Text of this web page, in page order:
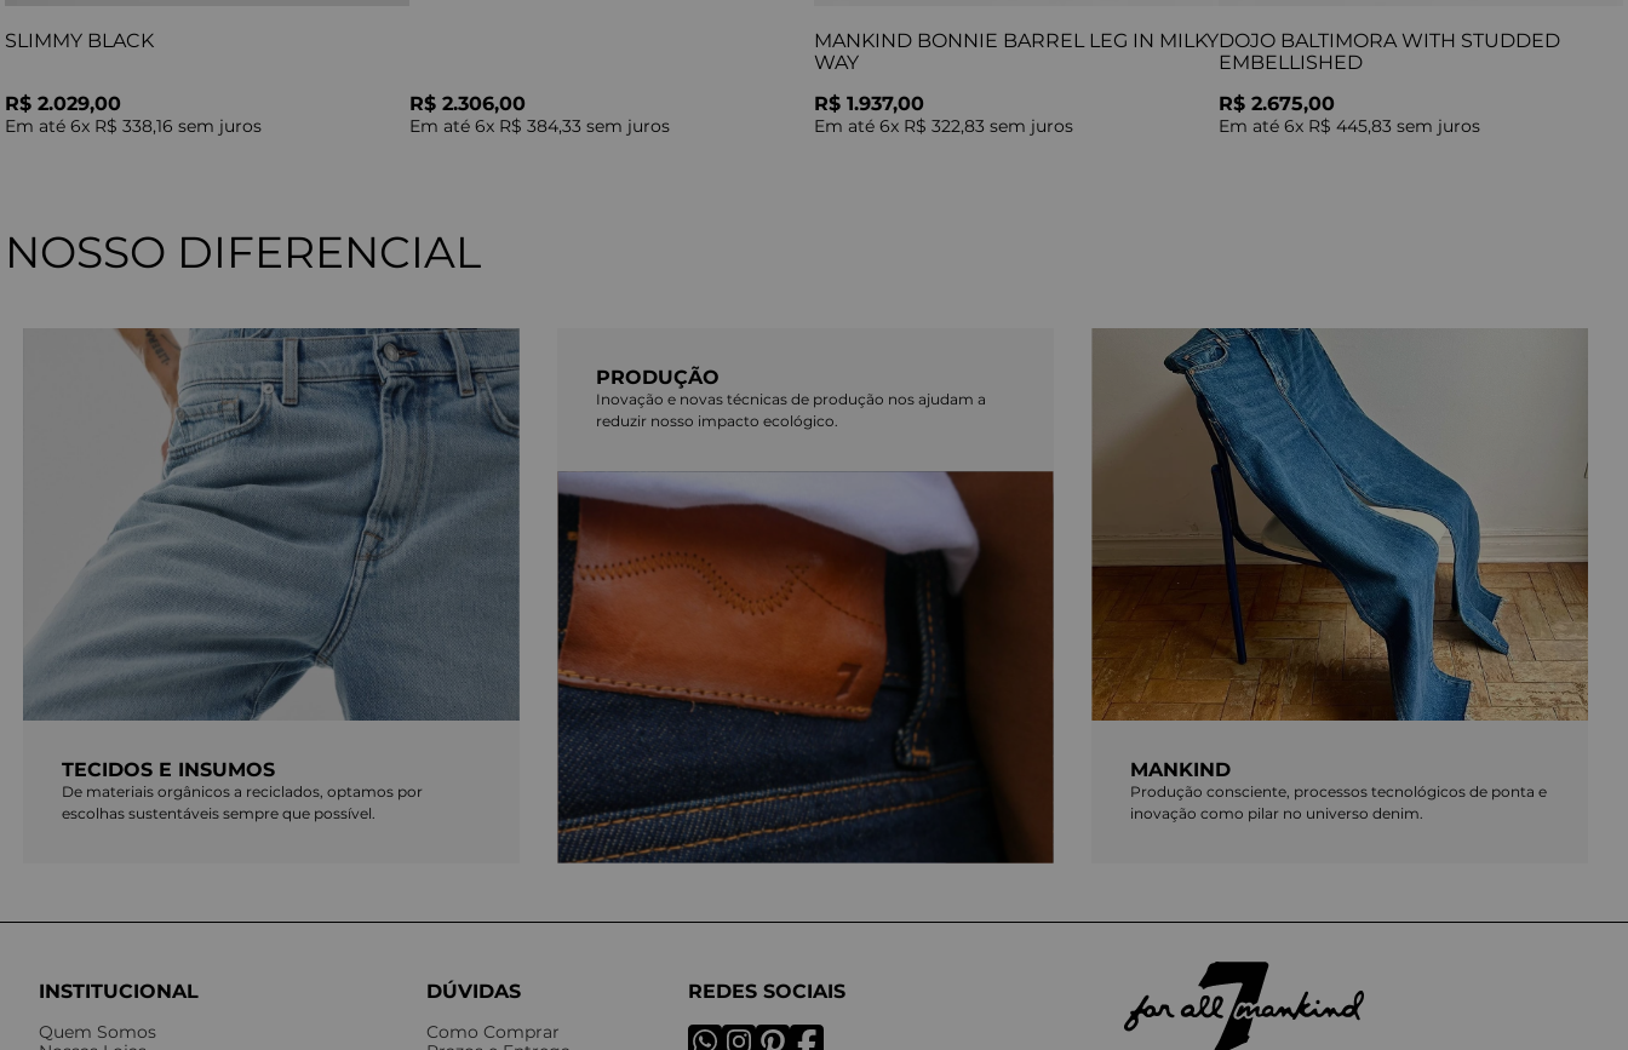
SLIMMY BLACK
R$ 2.029,00
Em até 6x R$ 338,16 sem juros
R$ 2.306,00
Em até 6x R$ 384,33 sem juros
MANKIND BONNIE BARREL LEG IN MILKY
WAY
R$ 1.937,00
Em até 6x R$ 322,83 sem juros
DOJO BALTIMORA WITH STUDDED
EMBELLISHED
R$ 2.675,00
Em até 6x R$ 445,83 sem juros
NOSSO DIFERENCIAL
TECIDOS E INSUMOS
De materiais orgânicos a reciclados, optamos por
escolhas sustentáveis sempre que possível.
PRODUÇÃO
Inovação e novas técnicas de produção nos ajudam a
reduzir nosso impacto ecológico.
MANKIND
Produção consciente, processos tecnológicos de ponta e
inovação como pilar no universo denim.
INSTITUCIONAL
Quem Somos
DÚVIDAS
Como Comprar
REDES SOCIAIS